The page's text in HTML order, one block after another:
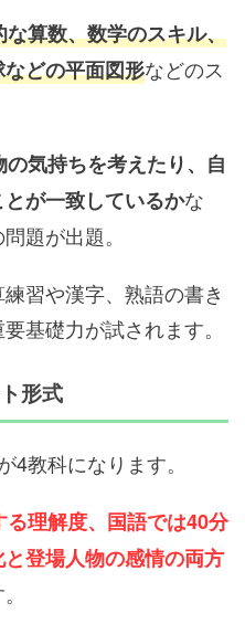
算数、数学のスキル、
どの平面図形などのス
の気持ちを考えたり、自
が一致しているかな
題が出題。
習や漢字、熟語の書き
基礎力が試されます。
形式
教科になります。
理解度、国語では40分
登場人物の感情の両方